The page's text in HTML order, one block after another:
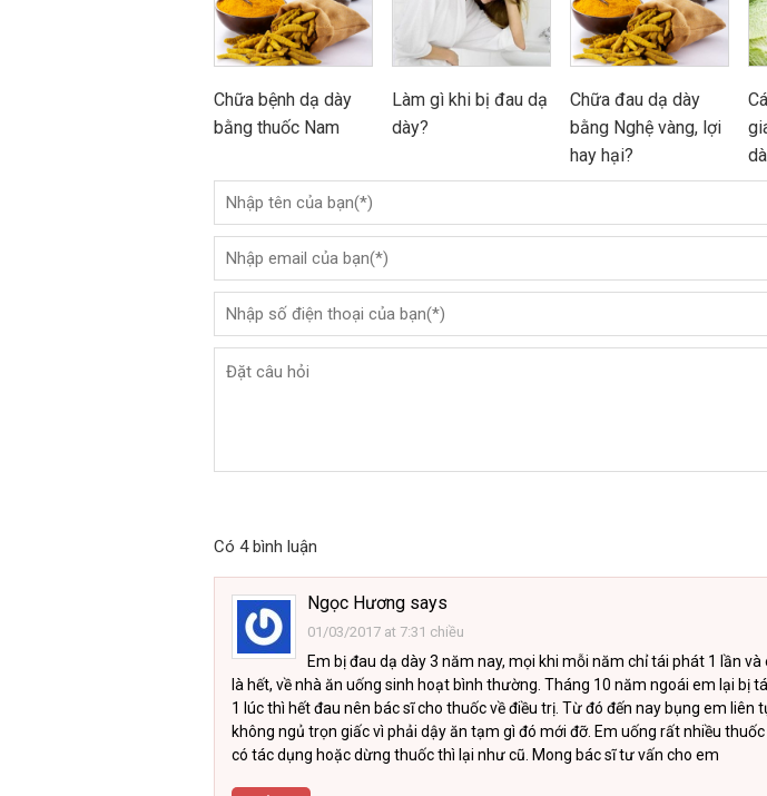
Chữa bệnh dạ dày
bằng thuốc Nam
Làm gì khi bị đau dạ
dày?
Chữa đau dạ dày
bằng Nghệ vàng, lợi
hay hại?
Có 4 bình luận
Ngọc Hương says
01/03/2017 at 7:31 chiều
Em bị đau dạ dày 3 năm nay, mọi khi mỗi năm chỉ tái phát 1 lần
là hết, về nhà ăn uống sinh hoạt bình thường. Tháng 10 năm ngoái em lại bị
1 lúc thì hết đau nên bác sĩ cho thuốc về điều trị. Từ đó đến nay bụng em liên
không ngủ trọn giấc vì phải dậy ăn tạm gì đó mới đỡ. Em uống rất nhiều
có tác dụng hoặc dừng thuốc thì lại như cũ. Mong bác sĩ tư vấn cho em